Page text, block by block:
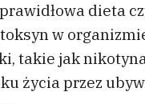
dieta
w
takie jak
życia przez